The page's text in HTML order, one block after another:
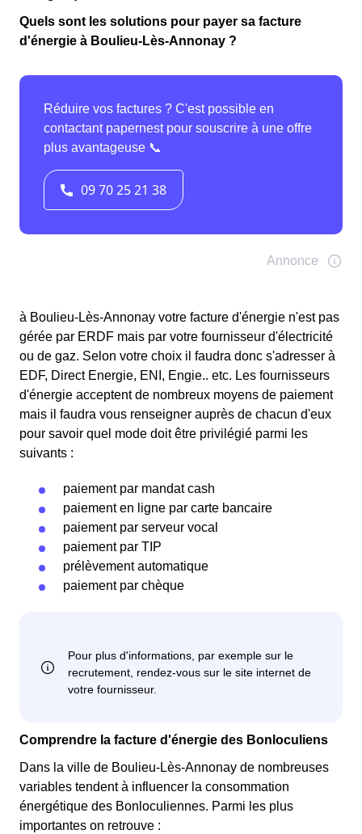
Quels sont les solutions pour payer sa facture
d'énergie à Boulieu-Lès-Annonay ?
à Boulieu-Lès-Annonay votre facture d'énergie n'est pas
gérée par ERDF mais par votre fournisseur d'électricité
ou de gaz. Selon votre choix il faudra donc s'adresser à
EDF, Direct Energie, ENI, Engie.. etc. Les fournisseurs
d'énergie acceptent de nombreux moyens de paiement
mais il faudra vous renseigner auprès de chacun d'eux
pour savoir quel mode doit être privilégié parmi les
suivants :
paiement par mandat cash
paiement en ligne par carte bancaire
paiement par serveur vocal
paiement par TIP
prélèvement automatique
paiement par chèque
Comprendre la facture d'énergie des Bonloculiens
Dans la ville de Boulieu-Lès-Annonay de nombreuses
variables tendent à influencer la consommation
énergétique des Bonloculiennes. Parmi les plus
importantes on retrouve :